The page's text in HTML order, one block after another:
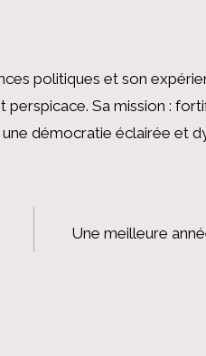
politiques et son
perspicace. Sa mission :
démocratie éclairée et
Une meilleure